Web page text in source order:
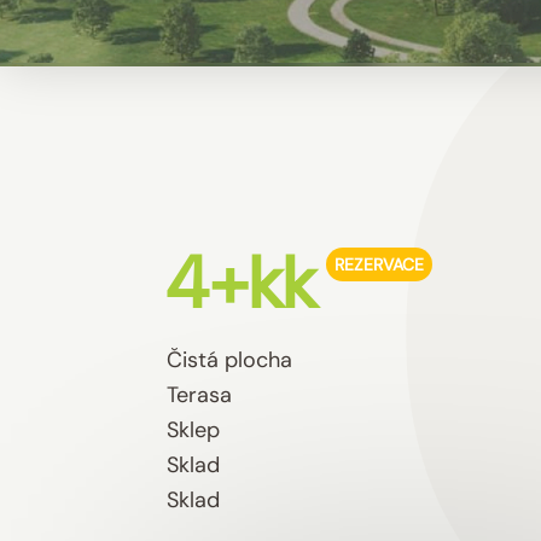
4+kk REZERVACE
Čistá plocha
Terasa
Sklep
Sklad
Sklad